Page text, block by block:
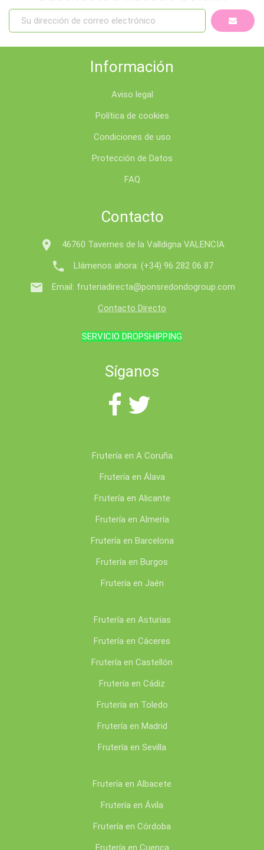
Información
Aviso legal
Política de cookies
Condiciones de uso
Protección de Datos
FAQ
Contacto
 46760 Tavernes de la Valldigna VALENCIA
 Llámenos ahora: (+34) 96 282 06 87
 Email: fruteriadirecta@ponsredondogroup.com
Contacto Directo
SERVICIO DROPSHIPPING
Síganos
Frutería en A Coruña
Frutería en Álava
Frutería en Alicante
Frutería en Almería
Frutería en Barcelona
Frutería en Burgos
Frutería en Jaén
Frutería en Asturias
Frutería en Cáceres
Frutería en Castellón
Frutería en Cádiz
Frutería en Toledo
Frutería en Madrid
Frutería en Sevilla
Frutería en Albacete
Frutería en Ávila
Frutería en Córdoba